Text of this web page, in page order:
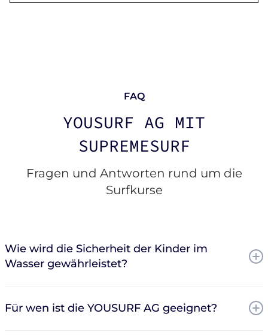
FAQ
YOUSURF AG MIT
SUPREMESURF
Fragen und Antworten rund um die
Surfkurse
Wie wird die Sicherheit der Kinder im
Wasser gewährleistet?
lizensierten Lehrern, die ihre Augen immer
Für wen ist die YOUSURF AG geeignet?